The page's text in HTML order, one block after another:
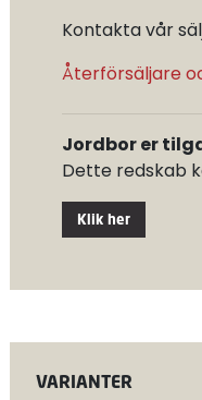
Kontakta vår
Återförsäljare
Jordbor er
Dette redskab
Klik her
VARIANTER